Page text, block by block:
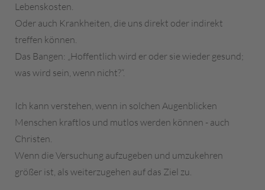
Lebenskosten.
Oder auch Krankheiten, die uns direkt oder indirekt
treffen können.
Das Bangen: „Hoffentlich wird er oder sie wieder gesund;
was wird sein, wenn nicht?“.
Ich kann verstehen, wenn in solchen Augenblicken
Menschen kraftlos und mutlos werden können - auch
Christen.
Wenn die Versuchung aufzugeben und umzukehren
größer ist, als weiterzugehen auf das Ziel zu.